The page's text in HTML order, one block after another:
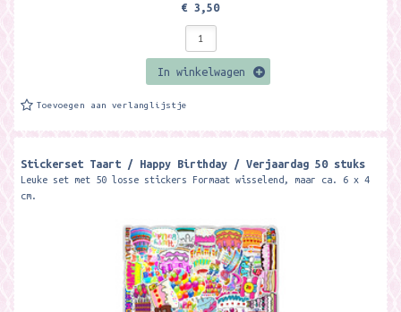
€ 3,50
In winkelwagen
Toevoegen aan verlanglijstje
Stickerset Taart / Happy Birthday / Verjaardag 50 stuks
Leuke set met 50 losse stickers Formaat wisselend, maar ca. 6 x 4
cm.